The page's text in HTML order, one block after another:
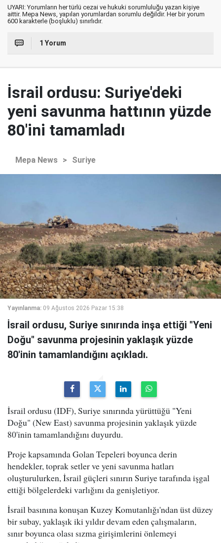
UYARI: Yorumların her türlü cezai ve hukuki sorumluluğu yazan kişiye
aittir. Mepa News, yapılan yorumlardan sorumlu değildir. Her bir yorum
600 karakterle (boşluklu) sınırlıdır.
1 Yorum
İsrail ordusu: Suriye'deki
yeni savunma hattının yüzde
80'ini tamamladı
Mepa News > Suriye
Yayınlanma: 09 Ağustos 2026 Pazar 15:38
İsrail ordusu, Suriye sınırında inşa ettiği "Yeni
Doğu" savunma projesinin yaklaşık yüzde
80'inin tamamlandığını açıkladı.
İsrail ordusu (IDF), Suriye sınırında yürüttüğü "Yeni
Doğu" (New East) savunma projesinin yaklaşık yüzde
80'inin tamamlandığını duyurdu.
Proje kapsamında Golan Tepeleri boyunca derin
hendekler, toprak setler ve yeni savunma hatları
oluşturulurken, İsrail güçleri sınırın Suriye tarafında işgal
ettiği bölgelerdeki varlığını da genişletiyor.
İsrail basınına konuşan Kuzey Komutanlığı'ndan üst düzey
bir subay, yaklaşık iki yıldır devam eden çalışmaların,
sınır boyunca olası sızma girişimlerini önlemeyi